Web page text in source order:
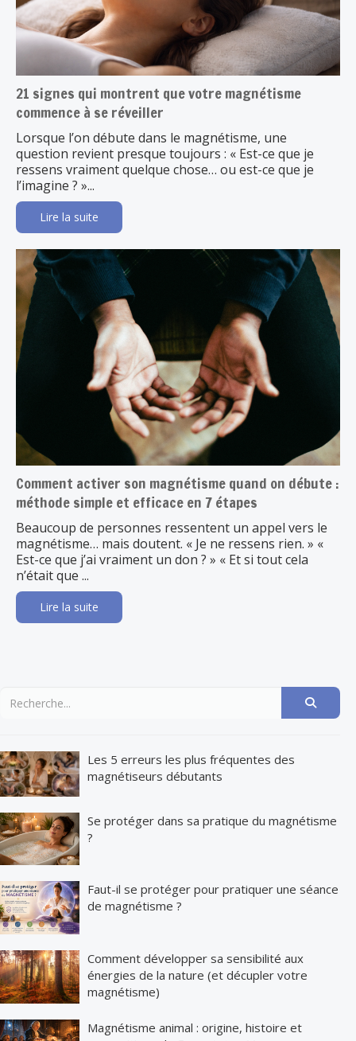
21 signes qui montrent que votre magnétisme
commence à se réveiller
Lorsque l’on débute dans le magnétisme, une
question revient presque toujours : « Est-ce que je
ressens vraiment quelque chose… ou est-ce que je
l’imagine ? »...
Lire la suite
Comment activer son magnétisme quand on débute :
méthode simple et efficace en 7 étapes
Beaucoup de personnes ressentent un appel vers le
magnétisme… mais doutent. « Je ne ressens rien. » «
Est-ce que j’ai vraiment un don ? » « Et si tout cela
n’était que ...
Lire la suite
Les 5 erreurs les plus fréquentes des
magnétiseurs débutants
Se protéger dans sa pratique du magnétisme
?
Faut-il se protéger pour pratiquer une séance
de magnétisme ?
Comment développer sa sensibilité aux
énergies de la nature (et décupler votre
magnétisme)
Magnétisme animal : origine, histoire et